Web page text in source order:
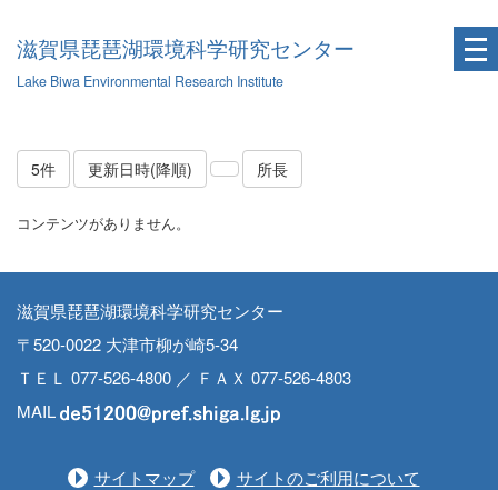
滋賀県琵琶湖環境科学研究センター
Lake Biwa Environmental Research Institute
5件 更新日時(降順) 所長
コンテンツがありません。
滋賀県琵琶湖環境科学研究センター
〒520-0022 大津市柳が崎5-34
ＴＥＬ 077-526-4800 ／ ＦＡＸ 077-526-4803
MAIL
サイトマップ サイトのご利用について